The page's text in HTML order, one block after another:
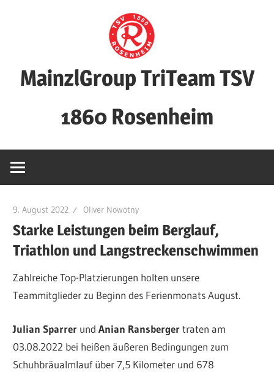
MainzlGroup TriTeam TSV
1860 Rosenheim
9. August 2022 Oliver Nowotny
Starke Leistungen beim Berglauf,
Triathlon und Langstreckenschwimmen
Zahlreiche Top-Platzierungen holten unsere
Teammitglieder zu Beginn des Ferienmonats August.
Julian Sparrer undAnian Ransbergertraten am
03.08.2022 bei heißen äußeren Bedingungen zum
Schuhbräualmlauf über 7,5 Kilometer und 678